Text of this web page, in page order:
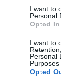
I want to
Personal
Opted In
I want to
Personal
Purposes
Opted